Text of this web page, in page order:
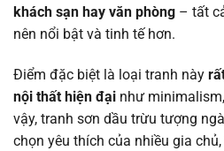
khách sạn hay văn phòng – tất
nên nổi bật và tinh tế hơn.
Điểm đặc biệt là loại tranh này
nội thất hiện đại như
vậy, tranh sơn dầu trừu tượng
chọn yêu thích của nhiều gia